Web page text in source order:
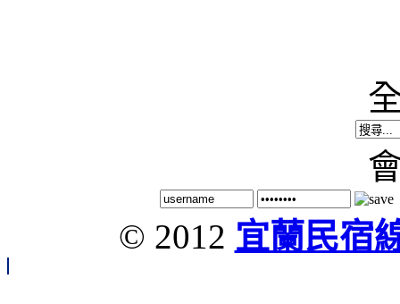
© 2012 宜蘭民宿